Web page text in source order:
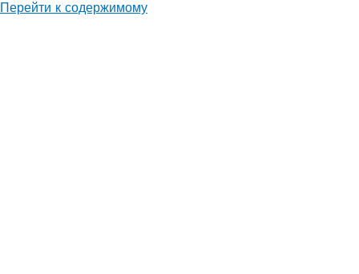
Перейти к содержимому